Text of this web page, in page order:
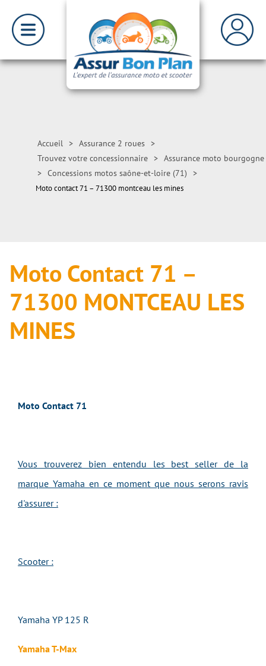
Accueil > Assurance 2 roues >
Trouvez votre concessionnaire > Assurance moto bourgogne
> Concessions motos saône-et-loire (71) >
Moto contact 71 – 71300 montceau les mines
Moto Contact 71 –
71300 MONTCEAU LES
MINES
Moto Contact 71
Vous trouverez bien entendu les best seller de la
marque Yamaha en ce moment que nous serons ravis
d'assurer :
Scooter :
Yamaha YP 125 R
Yamaha T-Max